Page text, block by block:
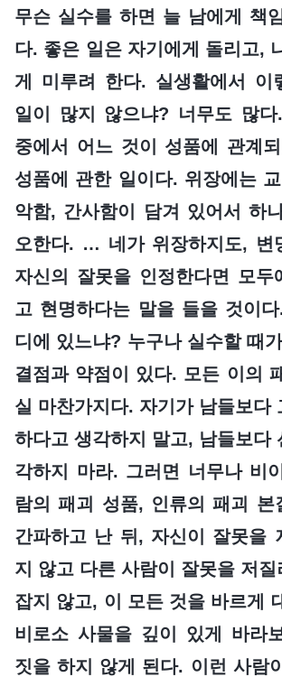
무슨 실수를 하면 늘 남에게 책
다. 좋은 일은 자기에게 돌리고,
게 미루려 한다. 실생활에서 이
일이 많지 않으냐? 너무도 많
중에서 어느 것이 성품에 관계
성품에 관한 일이다. 위장에는
악함, 간사함이 담겨 있어서 하
오한다. … 네가 위장하지도, 변
자신의 잘못을 인정한다면 모두
고 현명하다는 말을 들을 것이
디에 있느냐? 누구나 실수할 때
결점과 약점이 있다. 모든 이의
실 마찬가지다. 자기가 남들보다
하다고 생각하지 말고, 남들보다
각하지 마라. 그러면 너무나 비
람의 패괴 성품, 인류의 패괴 본
간파하고 난 뒤, 자신이 잘못을
지 않고 다른 사람이 잘못을 저
잡지 않고, 이 모든 것을 바르게
비로소 사물을 깊이 있게 바라
짓을 하지 않게 된다. 이런 사람